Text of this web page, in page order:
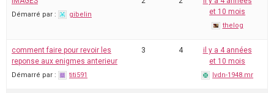
Démarré par : gibelin
et 10 mois
thelog
comment faire pour revoir les
reponse aux enigmes anterieur
Démarré par : titi591
3 4
il y a 4 années
et 10 mois
lvdn-1948.mr